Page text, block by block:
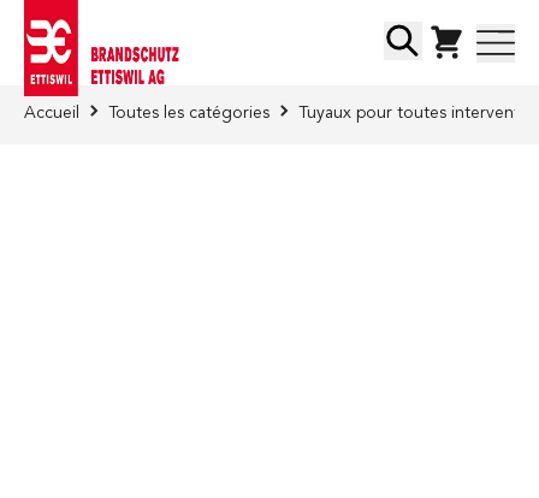
Chercher
Accueil Toutes les catégories Tuyaux pour toutes